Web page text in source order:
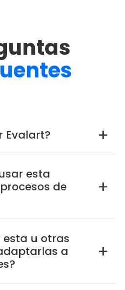
a
Evalart?
a
esta
de
a
esta u otras
a